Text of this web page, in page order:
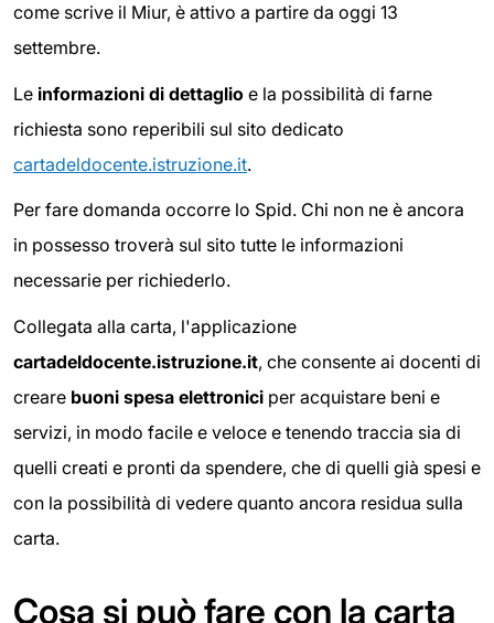
come scrive il Miur, è attivo a partire da oggi 13
settembre.
Le informazioni di dettaglio e la possibilità di farne
richiesta sono reperibili sul sito dedicato
cartadeldocente.istruzione.it.
Per fare domanda occorre lo Spid. Chi non ne è ancora
in possesso troverà sul sito tutte le informazioni
necessarie per richiederlo.
Collegata alla carta, l'applicazione
cartadeldocente.istruzione.it, che consente ai docenti di
creare buoni spesa elettronici per acquistare beni e
servizi, in modo facile e veloce e tenendo traccia sia di
quelli creati e pronti da spendere, che di quelli già spesi e
con la possibilità di vedere quanto ancora residua sulla
carta.
Cosa si può fare con la carta